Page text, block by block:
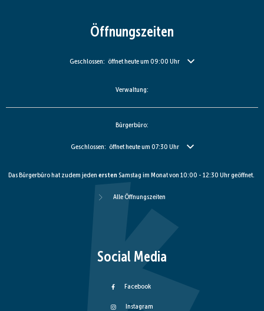
Öffnungszeiten
Klicken, um weitere Öffnungs- oder Schließzeiten auszublenden
Geschlossen: öffnet heute um 09:00 Uhr
Verwaltung:
Bürgerbüro:
Klicken, um weitere Öffnungs- oder Schließzeiten auszublenden
Geschlossen: öffnet heute um 07:30 Uhr
Das Bürgerbüro hat zudem jeden erstenSamstag im Monat von 10:00 - 12:30 Uhr geöffnet.
Alle Öffnungszeiten
Social Media
Facebook
Instagram